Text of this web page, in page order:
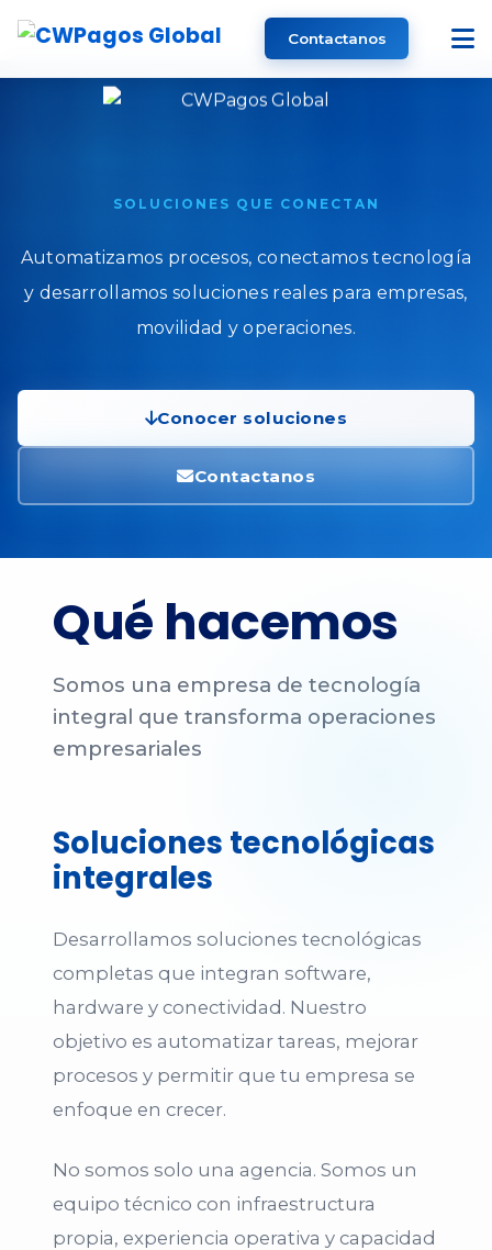
Contactanos
SOLUCIONES QUE CONECTAN
Automatizamos procesos, conectamos tecnología
y desarrollamos soluciones reales para empresas,
movilidad y operaciones.
Conocer soluciones
Contactanos
Qué hacemos
Somos una empresa de tecnología
integral que transforma operaciones
empresariales
Soluciones tecnológicas
integrales
Desarrollamos soluciones tecnológicas
completas que integran software,
hardware y conectividad. Nuestro
objetivo es automatizar tareas, mejorar
procesos y permitir que tu empresa se
enfoque en crecer.
No somos solo una agencia. Somos un
equipo técnico con infraestructura
propia, experiencia operativa y capacidad